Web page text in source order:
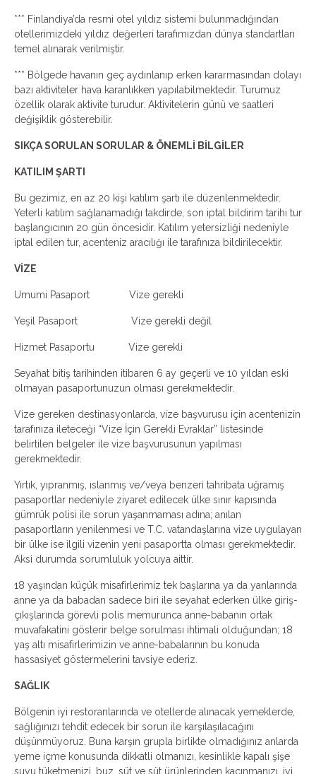
*** Finlandiya’da resmi otel yıldız sistemi bulunmadığından
otellerimizdeki yıldız değerleri tarafımızdan dünya standartları
temel alınarak verilmiştir.
*** Bölgede havanın geç aydınlanıp erken kararmasından dolayı
bazı aktiviteler hava karanlıkken yapılabilmektedir. Turumuz
özellik olarak aktivite turudur. Aktivitelerin günü ve saatleri
değişiklik gösterebilir.
SIKÇA SORULAN SORULAR & ÖNEMLİ BİLGİLER
KATILIM ŞARTI
Bu gezimiz, en az 20 kişi katılım şartı ile düzenlenmektedir.
Yeterli katılım sağlanamadığı takdirde, son iptal bildirim tarihi tur
başlangıcının 20 gün öncesidir. Katılım yetersizliği nedeniyle
iptal edilen tur, acenteniz aracılığı ile tarafınıza bildirilecektir.
VİZE
Umumi Pasaport Vize gerekli
Yeşil Pasaport Vize gerekli değil
Hizmet Pasaportu Vize gerekli
Seyahat bitiş tarihinden itibaren 6 ay geçerli ve 10 yıldan eski
olmayan pasaportunuzun olması gerekmektedir.
Vize gereken destinasyonlarda, vize başvurusu için acentenizin
tarafınıza ileteceği “Vize İçin Gerekli Evraklar” listesinde
belirtilen belgeler ile vize başvurusunun yapılması
gerekmektedir.
Yırtık, yıpranmış, ıslanmış ve/veya benzeri tahribata uğramış
pasaportlar nedeniyle ziyaret edilecek ülke sınır kapısında
gümrük polisi ile sorun yaşanmaması adına; anılan
pasaportların yenilenmesi ve T.C. vatandaşlarına vize uygulayan
bir ülke ise ilgili vizenin yeni pasaportta olması gerekmektedir.
Aksi durumda sorumluluk yolcuya aittir.
18 yaşından küçük misafirlerimiz tek başlarına ya da yanlarında
anne ya da babadan sadece biri ile seyahat ederken ülke giriş-
çıkışlarında görevli polis memurunca anne-babanın ortak
muvafakatini gösterir belge sorulması ihtimali olduğundan; 18
yaş altı misafirlerimizin ve anne-babalarının bu konuda
hassasiyet göstermelerini tavsiye ederiz.
SAĞLIK
Bölgenin iyi restoranlarında ve otellerde alınacak yemeklerde,
sağlığınızı tehdit edecek bir sorun ile karşılaşılacağını
düşünmüyoruz. Buna karşın grupla birlikte olmadığınız anlarda
yeme içme konusunda dikkatli olmanızı, kesinlikle kapalı şişe
suyu tüketmenizi, buz, süt ve süt ürünlerinden kaçınmanızı, iyi